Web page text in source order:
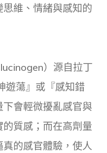
維、情緒與感知的
）源自拉丁
遊蕩』或『感知錯
會輕微擾亂感官與
質感；而在高劑量
的感官體驗，使人